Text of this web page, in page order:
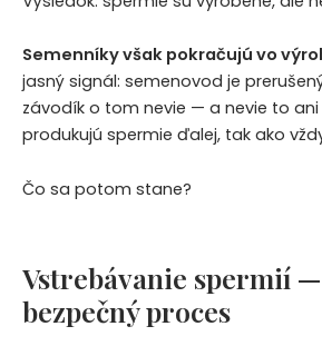
Semenníky však pokračujú vo
jasný signál: semenovod je
závodík o tom nevie — a nevie to
produkujú spermie ďalej, tak ako
Čo sa potom stane?
Vstrebávanie spermií
bezpečný proces